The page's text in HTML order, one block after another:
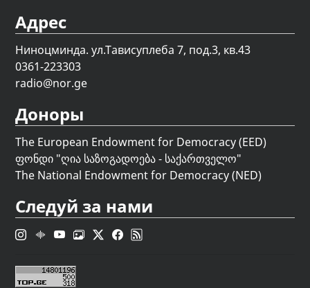
Адрес
Ниноцминда. ул.Тависуплеба 7, под.3, кв.43
0361-223303
radio@nor.ge
Доноры
The European Endowment for Democracy (EED)
ფონდი "ღია საზოგადოება - საქართველო"
The National Endowment for Democracy (NED)
Следуй за нами